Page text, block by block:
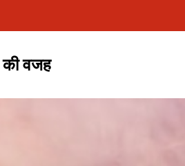
की वजह